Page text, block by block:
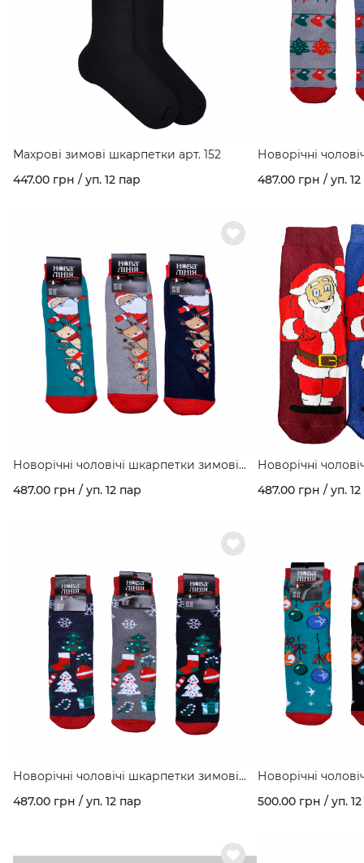
Махрові зимові шкарпетки арт. 152
447.00 грн / уп. 12 пар
Новорічні
махрові з
487.00 грн / уп.
Новорічні чоловічі шкарпетки зимові
махрові з малюнком "Звірята" асорті
кольорів в упаковці арт. 177
487.00 грн / уп. 12 пар
Новорічні
махрові з
кольорів в
487.00 грн / уп.
Новорічні чоловічі шкарпетки зимові
махрові з малюнком "Святкові" асорті
кольорів в упаковці арт. 177
487.00 грн / уп. 12 пар
Новорічні
махрові з
прикраси"
500.00 грн / уп.